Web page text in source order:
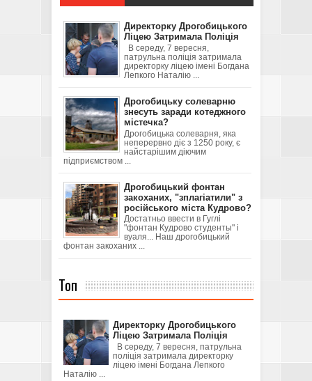
Директорку Дрогобицького
Ліцею Затримала Поліція
В середу, 7 вересня,
патрульна поліція затримала
директорку ліцею імені Богдана
Лепкого Наталію ...
Дрогобицьку солеварню
знесуть заради котеджного
містечка?
Дрогобицька солеварня, яка
неперервно діє з 1250 року, є
найстарішим діючим
підприємством ...
Дрогобицький фонтан
закоханих, "зплагіатили" з
російського міста Кудрово?
Достатньо ввести в Гуглі
"фонтан Кудрово студенты" і
вуаля... Наш дрогобицький
фонтан закоханих ...
Топ
Директорку Дрогобицького
Ліцею Затримала Поліція
В середу, 7 вересня, патрульна
поліція затримала директорку
ліцею імені Богдана Лепкого
Наталію ...